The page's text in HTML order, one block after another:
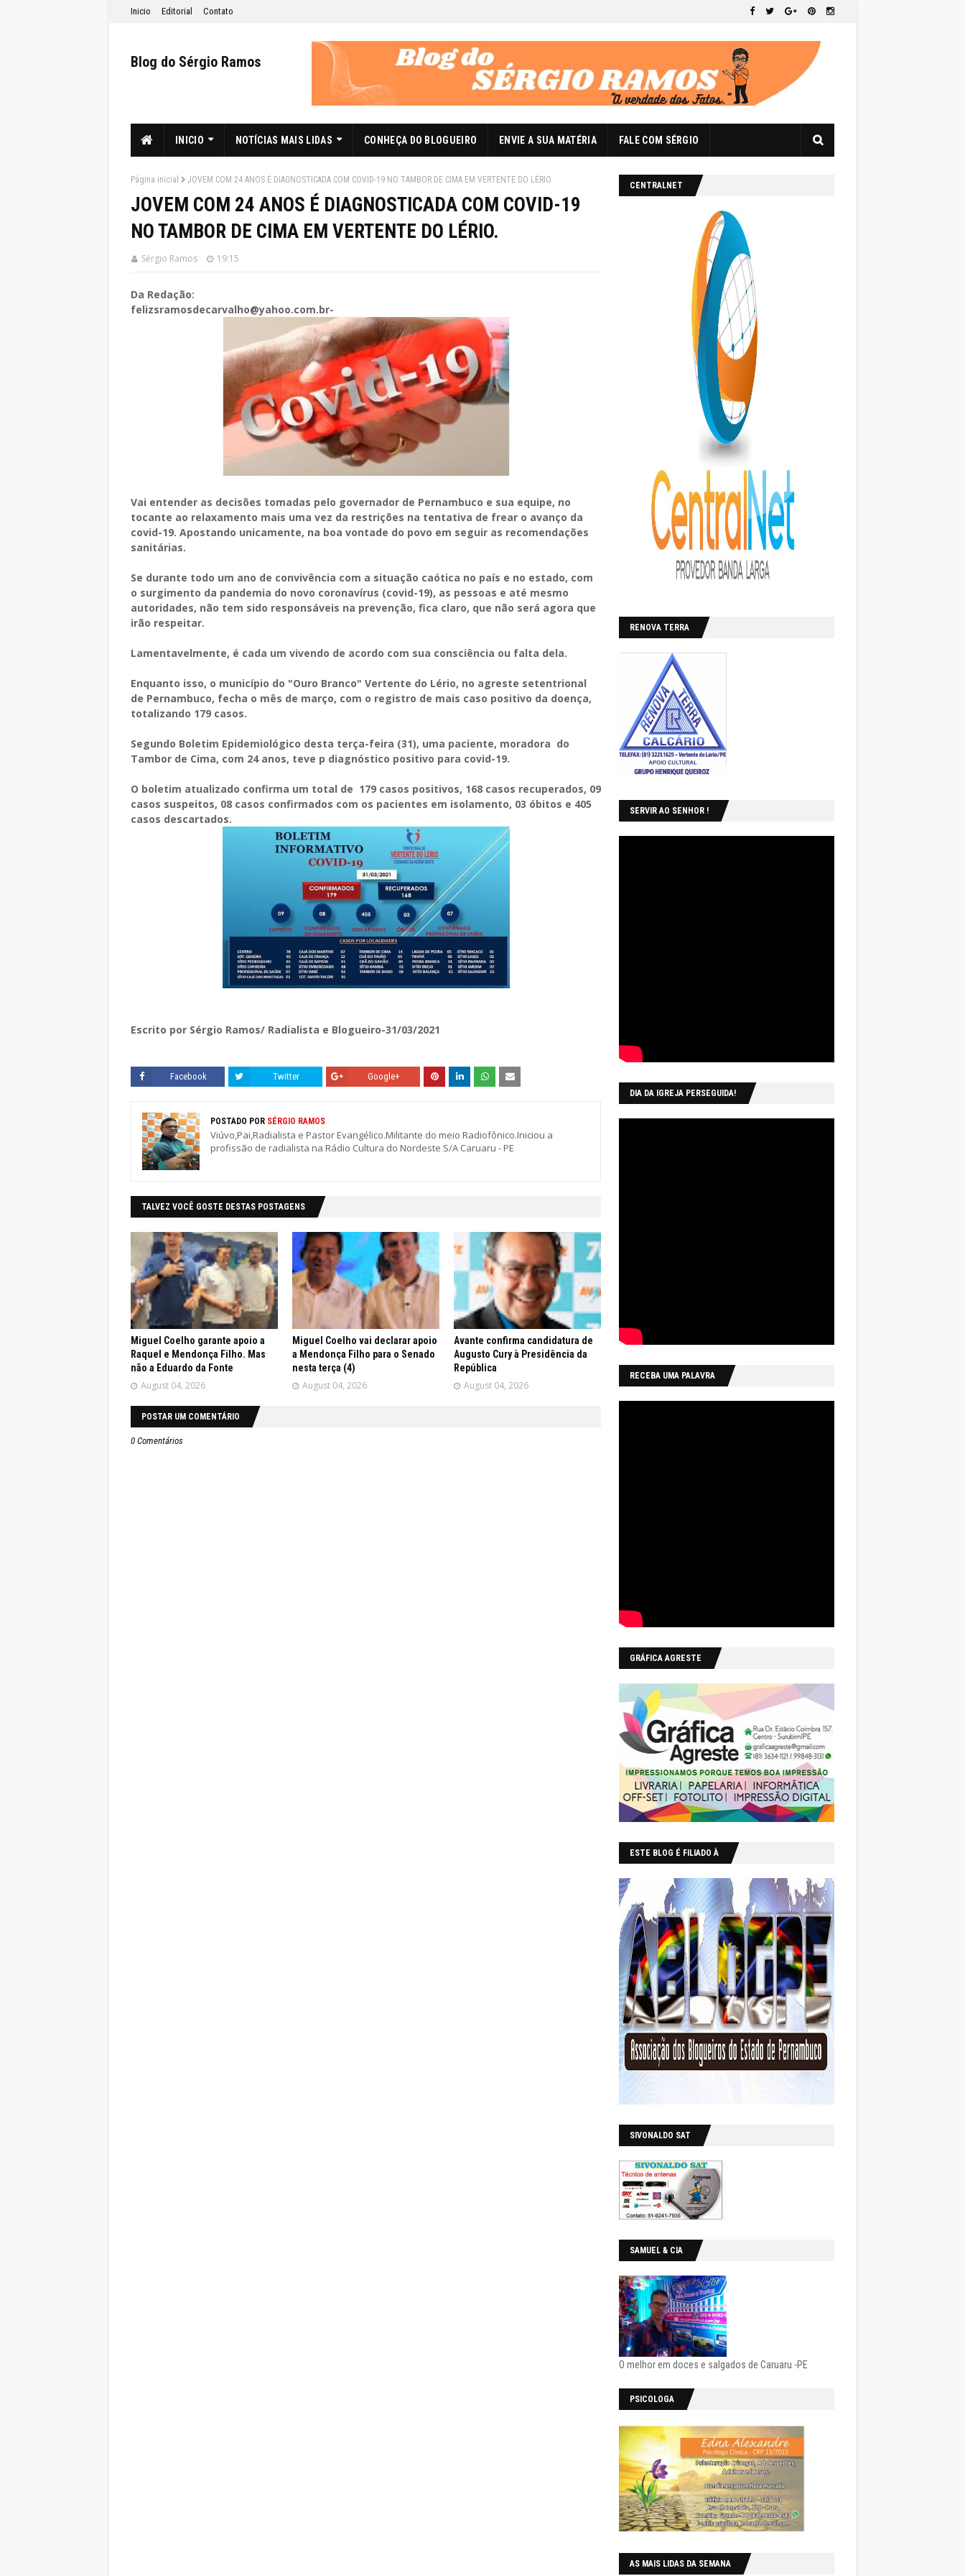
Inicio Editorial Contato
Blog do Sérgio Ramos
INICIO NOTÍCIAS MAIS LIDAS CONHEÇA DO BLOGUEIRO ENVIE A SUA MATÉRIA FALE COM SÉRGIO
Página inicial JOVEM COM 24 ANOS É DIAGNOSTICADA COM COVID-19 NO TAMBOR DE CIMA EM VERTENTE DO LÉRIO.
JOVEM COM 24 ANOS É DIAGNOSTICADA COM COVID-19
NO TAMBOR DE CIMA EM VERTENTE DO LÉRIO.
Sérgio Ramos 19:15
Da Redação:
felizsramosdecarvalho@yahoo.com.br-
Vai entender as decisões tomadas pelo governador de Pernambuco e sua equipe, no
tocante ao relaxamento mais uma vez da restrições na tentativa de frear o avanço da
covid-19. Apostando unicamente, na boa vontade do povo em seguir as recomendações
sanitárias.
Se durante todo um ano de convivência com a situação caótica no país e no estado, com
o surgimento da pandemia do novo coronavírus (covid-19), as pessoas e até mesmo
autoridades, não tem sido responsáveis na prevenção, fica claro, que não será agora que
irão respeitar.
Lamentavelmente, é cada um vivendo de acordo com sua consciência ou falta dela.
Enquanto isso, o município do "Ouro Branco" Vertente do Lério, no agreste setentrional
de Pernambuco, fecha o mês de março, com o registro de mais caso positivo da doença,
totalizando 179 casos.
Segundo Boletim Epidemiológico desta terça-feira (31), uma paciente, moradora do
Tambor de Cima, com 24 anos, teve p diagnóstico positivo para covid-19.
O boletim atualizado confirma um total de 179 casos positivos, 168 casos recuperados, 09
casos suspeitos, 08 casos confirmados com os pacientes em isolamento, 03 óbitos e 405
casos descartados.
Escrito por Sérgio Ramos/ Radialista e Blogueiro-31/03/2021
Facebook Twitter Google+
POSTADO POR SÉRGIO RAMOS
Viúvo,Pai,Radialista e Pastor Evangélico.Militante do meio Radiofônico.Iniciou a
profissão de radialista na Rádio Cultura do Nordeste S/A Caruaru - PE
TALVEZ VOCÊ GOSTE DESTAS POSTAGENS
Miguel Coelho garante apoio a
Raquel e Mendonça Filho. Mas
não a Eduardo da Fonte
August 04, 2026
Miguel Coelho vai declarar apoio
a Mendonça Filho para o Senado
nesta terça (4)
August 04, 2026
Avante confirma candidatura de
Augusto Cury à Presidência da
República
August 04, 2026
POSTAR UM COMENTÁRIO
0 Comentários
CENTRALNET
RENOVA TERRA
SERVIR AO SENHOR !
DIA DA IGREJA PERSEGUIDA!
RECEBA UMA PALAVRA
GRÁFICA AGRESTE
ESTE BLOG É FILIADO À
SIVONALDO SAT
SAMUEL & CIA
O melhor em doces e salgados de Caruaru -PE
PSICOLOGA
AS MAIS LIDAS DA SEMANA